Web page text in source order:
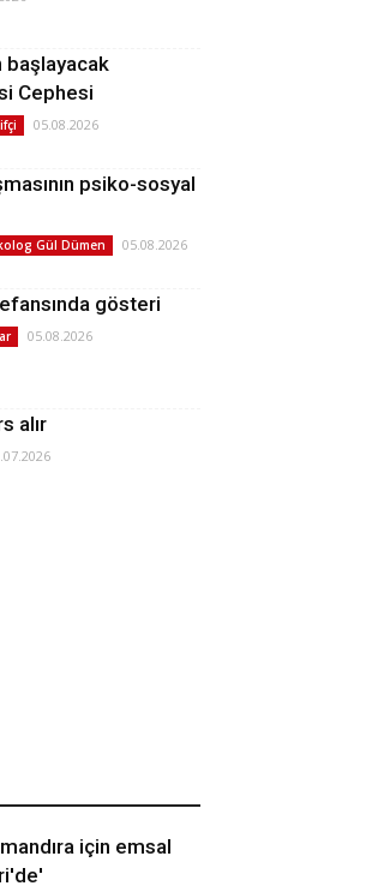
başlayacak
Cephesi
05.08.2026
psiko-sosyal
Gül Dümen 05.08.2026
gösteri
05.08.2026
alır
için emsal